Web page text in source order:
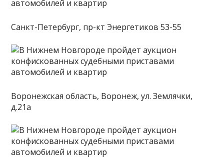
Санкт-Петербург, пр-кт Энергетиков 53-55
Воронежская область, Воронеж, ул. Землячки,
д.21а